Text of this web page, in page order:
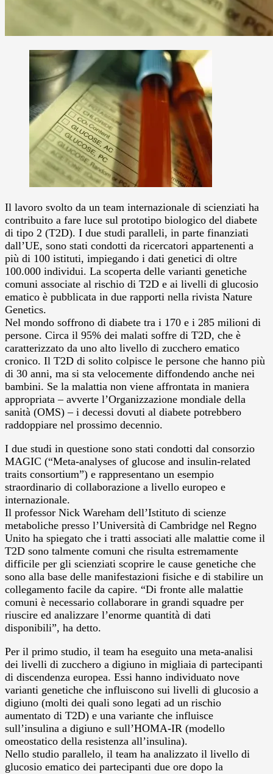
Il lavoro svolto da un team internazionale di scienziati ha
contribuito a fare luce sul prototipo biologico del diabete
di tipo 2 (T2D). I due studi paralleli, in parte finanziati
dall’UE, sono stati condotti da ricercatori appartenenti a
più di 100 istituti, impiegando i dati genetici di oltre
100.000 individui. La scoperta delle varianti genetiche
comuni associate al rischio di T2D e ai livelli di glucosio
ematico è pubblicata in due rapporti nella rivista Nature
Genetics.
Nel mondo soffrono di diabete tra i 170 e i 285 milioni di
persone. Circa il 95% dei malati soffre di T2D, che è
caratterizzato da uno alto livello di zucchero ematico
cronico. Il T2D di solito colpisce le persone che hanno più
di 30 anni, ma si sta velocemente diffondendo anche nei
bambini. Se la malattia non viene affrontata in maniera
appropriata – avverte l’Organizzazione mondiale della
sanità (OMS) – i decessi dovuti al diabete potrebbero
raddoppiare nel prossimo decennio.
I due studi in questione sono stati condotti dal consorzio
MAGIC (“Meta-analyses of glucose and insulin-related
traits consortium”) e rappresentano un esempio
straordinario di collaborazione a livello europeo e
internazionale.
Il professor Nick Wareham dell’Istituto di scienze
metaboliche presso l’Università di Cambridge nel Regno
Unito ha spiegato che i tratti associati alle malattie come il
T2D sono talmente comuni che risulta estremamente
difficile per gli scienziati scoprire le cause genetiche che
sono alla base delle manifestazioni fisiche e di stabilire un
collegamento facile da capire. “Di fronte alle malattie
comuni è necessario collaborare in grandi squadre per
riuscire ed analizzare l’enorme quantità di dati
disponibili”, ha detto.
Per il primo studio, il team ha eseguito una meta-analisi
dei livelli di zucchero a digiuno in migliaia di partecipanti
di discendenza europea. Essi hanno individuato nove
varianti genetiche che influiscono sui livelli di glucosio a
digiuno (molti dei quali sono legati ad un rischio
aumentato di T2D) e una variante che influisce
sull’insulina a digiuno e sull’HOMA-IR (modello
omeostatico della resistenza all’insulina).
Nello studio parallelo, il team ha analizzato il livello di
glucosio ematico dei partecipanti due ore dopo la